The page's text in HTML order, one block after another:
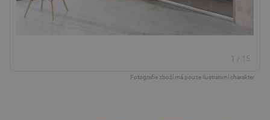
/ 15
Fotografie zboží má pouze ilustrativní charakter